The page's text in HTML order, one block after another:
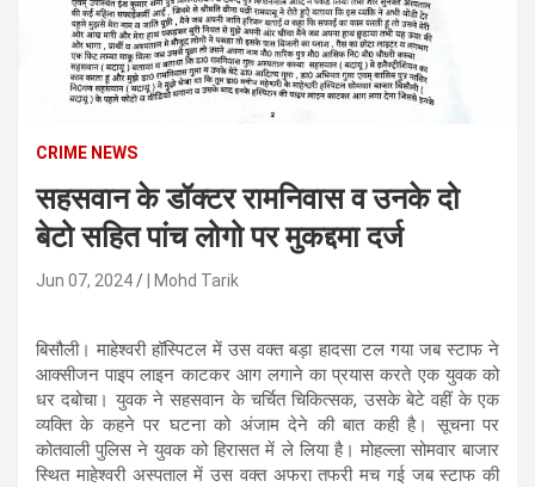
CRIME NEWS
सहसवान के डॉक्टर रामनिवास व उनके दो
बेटो सहित पांच लोगो पर मुकद्दमा दर्ज
Jun 07, 2024 | Mohd Tarik
बिसौली। माहेश्वरी हॉस्पिटल में उस वक्त बड़ा हादसा टल गया जब स्टाफ ने
आक्सीजन पाइप लाइन काटकर आग लगाने का प्रयास करते एक युवक को
धर दबोचा। युवक ने सहसवान के चर्चित चिकित्सक, उसके बेटे वहीं के एक
व्यक्ति के कहने पर घटना को अंजाम देने की बात कही है। सूचना पर
कोतवाली पुलिस ने युवक को हिरासत में ले लिया है। मोहल्ला सोमवार बाजार
स्थित माहेश्वरी अस्पताल में उस वक्त अफरा तफरी मच गई जब स्टाफ की